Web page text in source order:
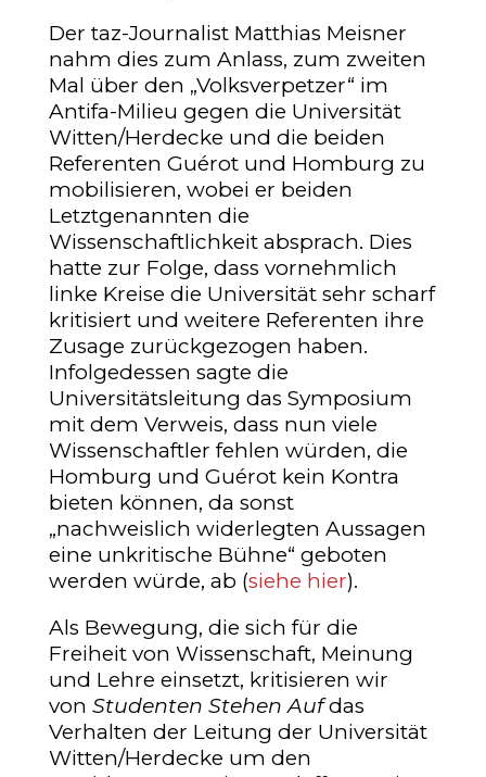
Der taz-Journalist Matthias Meisner
nahm dies zum Anlass, zum zweiten
Mal über den „Volksverpetzer“ im
Antifa-Milieu gegen die Universität
Witten/Herdecke und die beiden
Referenten Guérot und Homburg zu
mobilisieren, wobei er beiden
Letztgenannten die
Wissenschaftlichkeit absprach. Dies
hatte zur Folge, dass vornehmlich
linke Kreise die Universität sehr scharf
kritisiert und weitere Referenten ihre
Zusage zurückgezogen haben.
Infolgedessen sagte die
Universitätsleitung das Symposium
mit dem Verweis, dass nun viele
Wissenschaftler fehlen würden, die
Homburg und Guérot kein Kontra
bieten können, da sonst
„nachweislich widerlegten Aussagen
eine unkritische Bühne“ geboten
werden würde, ab (siehe hier).
Als Bewegung, die sich für die
Freiheit von Wissenschaft, Meinung
und Lehre einsetzt, kritisieren wir
von Studenten Stehen Aufdas
Verhalten der Leitung der Universität
Witten/Herdecke um den